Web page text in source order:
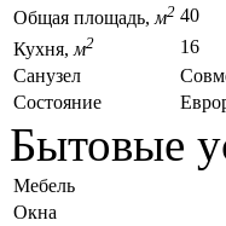
Общая площадь, м2 40
Кухня, м2
16
Санузел
Состояние
Бытовые
Мебель
Окна